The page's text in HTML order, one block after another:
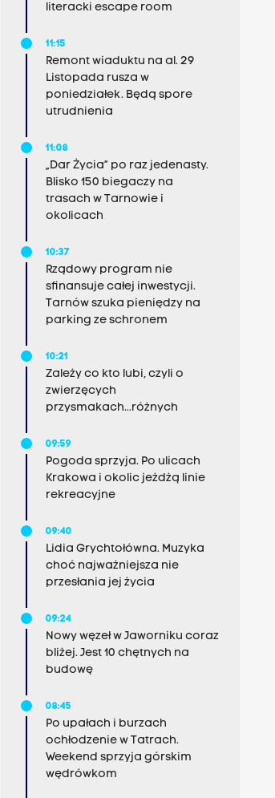
literacki escape room
11:15
Remont wiaduktu na al. 29
Listopada rusza w
poniedziałek. Będą spore
utrudnienia
11:08
„Dar Życia” po raz jedenasty.
Blisko 150 biegaczy na
trasach w Tarnowie i
okolicach
10:37
Rządowy program nie
sfinansuje całej inwestycji.
Tarnów szuka pieniędzy na
parking ze schronem
10:21
Zależy co kto lubi, czyli o
zwierzęcych
przysmakach...różnych
09:59
Pogoda sprzyja. Po ulicach
Krakowa i okolic jeżdżą linie
rekreacyjne
09:40
Lidia Grychtołówna. Muzyka
choć najważniejsza nie
przesłania jej życia
09:24
Nowy węzeł w Jaworniku coraz
bliżej. Jest 10 chętnych na
budowę
08:45
Po upałach i burzach
ochłodzenie w Tatrach.
Weekend sprzyja górskim
wędrówkom